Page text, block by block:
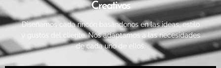
Creativos
Diseñamos cada rincón basándonos en las ideas, estilo
y gustos del cliente. Nos adaptamos a las necesidades
de cada uno de ellos.